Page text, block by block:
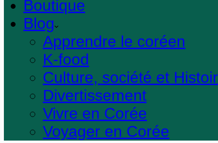
Boutique
Blog
Apprendre le coréen
K-food
Culture, société et
Divertissement
Vivre en Corée
Voyager en Corée